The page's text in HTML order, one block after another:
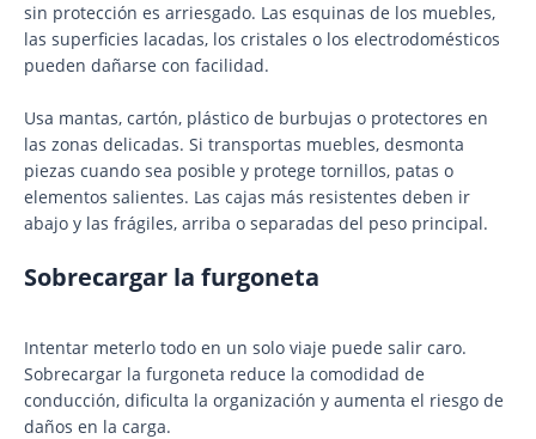
sin protección es arriesgado. Las esquinas de los muebles,
las superficies lacadas, los cristales o los electrodomésticos
pueden dañarse con facilidad.
Usa mantas, cartón, plástico de burbujas o protectores en
las zonas delicadas. Si transportas muebles, desmonta
piezas cuando sea posible y protege tornillos, patas o
elementos salientes. Las cajas más resistentes deben ir
abajo y las frágiles, arriba o separadas del peso principal.
Sobrecargar la furgoneta
Intentar meterlo todo en un solo viaje puede salir caro.
Sobrecargar la furgoneta reduce la comodidad de
conducción, dificulta la organización y aumenta el riesgo de
daños en la carga.